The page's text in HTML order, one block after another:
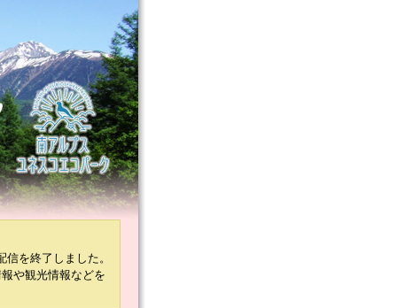
を終了しました。
や観光情報などを